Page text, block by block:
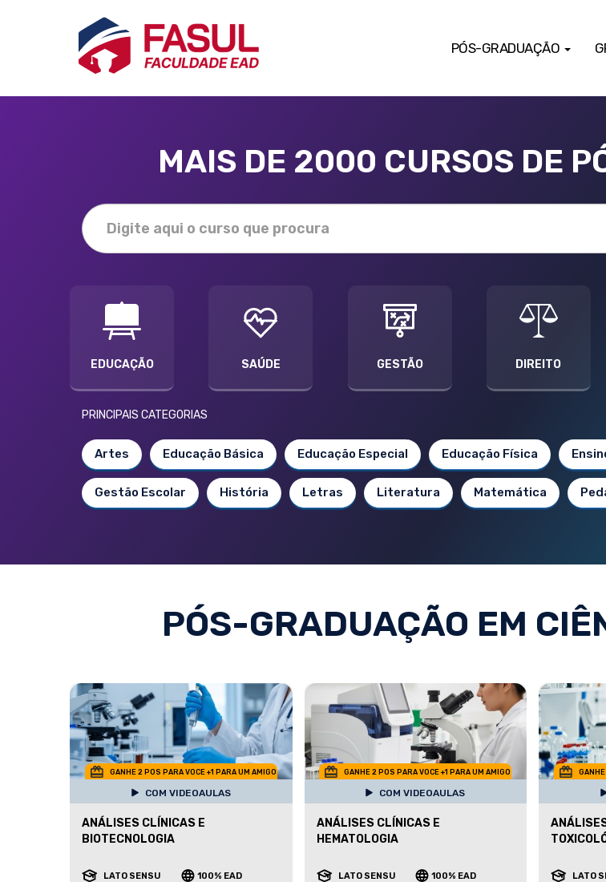
PÓS-GRADUAÇÃO
MAIS DE 2000 CURSOS DE
EDUCAÇÃO SAÚDE GESTÃO DIREITO
PRINCIPAIS CATEGORIAS
Artes Educação Básica Educação Especial Educação Física
Gestão Escolar História Letras Literatura Matemática
PÓS-GRADUAÇÃO EM
GANHE 2 POS PARA VOCE +1 PARA UM AMIGO
COM VIDEOAULAS
ANÁLISES CLÍNICAS E
BIOTECNOLOGIA
LATO SENSU 100% EAD
GANHE 2 POS PARA VOCE +1 PARA UM AMIGO
COM VIDEOAULAS
ANÁLISES CLÍNICAS E
HEMATOLOGIA
LATO SENSU 100% EAD LATO